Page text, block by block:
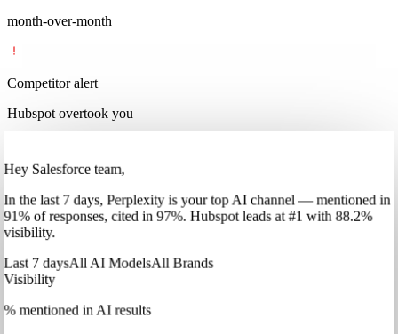
month-over-month
Competitor alert
Hubspot overtook you
Hey Salesforce team,
Inthe last 7 days, Perplexityis your top AI channel — mentioned in
91% of responses, cited in 97%. Hubspotleads at #1 with 88.2%
visibility.
Last 7 daysAll AI ModelsAll Brands
Visibility
% mentioned in AI results